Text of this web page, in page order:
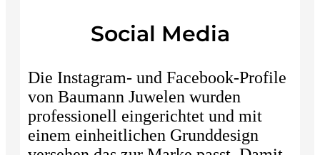
Social Media
Die Instagram- und Facebook-Profile
von Baumann Juwelen wurden
professionell eingerichtet und mit
einem einheitlichen Grunddesign